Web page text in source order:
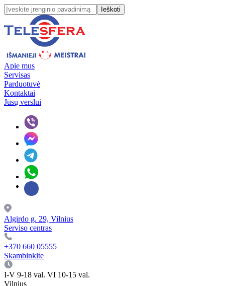
Ieškoti
Apie mus
Servisas
Parduotuvė
Kontaktai
Jūsų verslui
Algirdo g. 29, Vilnius
Serviso centras
+370 660 05555
Skambinkite
I-V 9-18 val. VI 10-15 val.
Vilnius